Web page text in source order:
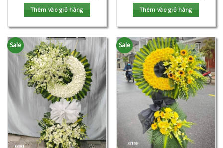
Thêm vào giỏ hàng Thêm vào giỏ hàng
Sale Sale